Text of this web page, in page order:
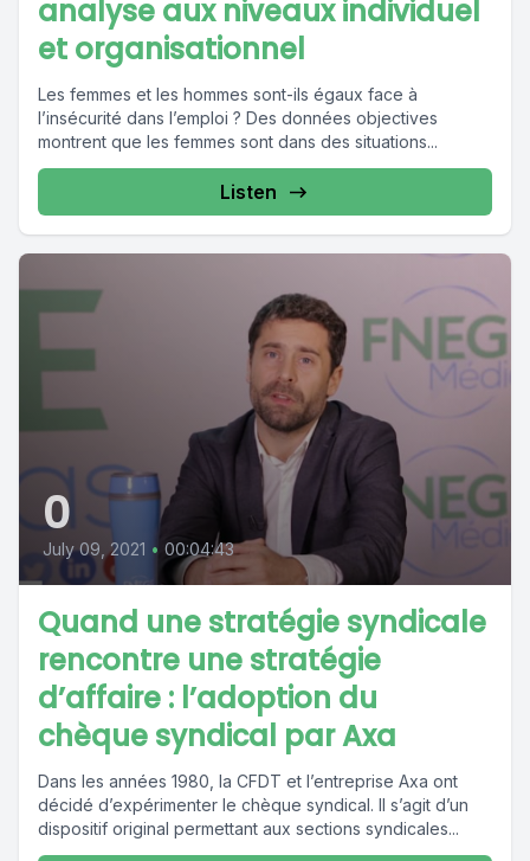
analyse aux niveaux individuel
et organisationnel
Les femmes et les hommes sont-ils égaux face à
l’insécurité dans l’emploi ? Des données objectives
montrent que les femmes sont dans des situations...
Listen
0
July 09, 2021 • 00:04:43
Quand une stratégie syndicale
rencontre une stratégie
d’affaire : l’adoption du
chèque syndical par Axa
Dans les années 1980, la CFDT et l’entreprise Axa ont
décidé d’expérimenter le chèque syndical. Il s’agit d’un
dispositif original permettant aux sections syndicales...